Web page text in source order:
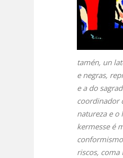
tamén, un
e negras,
e a do
coordinador
natureza e o
kermesse é
riscos, coma